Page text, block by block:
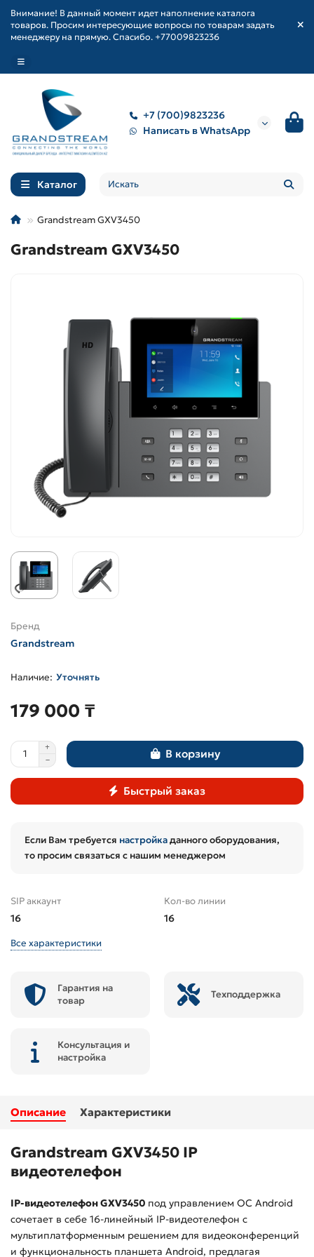
Внимание! В данный момент идет наполнение каталога
товаров. Просим интересующие вопросы по товарам задать
менеджеру на прямую. Спасибо. +77009823236
+7 (700)9823236
Написать в WhatsApp
Каталог
Grandstream GXV3450
Grandstream GXV3450
Бренд
Grandstream
Уточнять
179 000 ₸
В корзину
Быстрый заказ
Если Вам требуется настройкаданного оборудования,
то просим связаться с нашим менеджером
SIP аккаунт
16
Кол-во линии
16
Все характеристики
Гарантия на
товар
Техподдержка
Консультация и
настройка
Описание Характеристики
Grandstream GXV3450 IP
видеотелефон
IP-видеотелефон GXV3450 под управлением ОС Android
сочетает в себе 16-линейный IP-видеотелефон с
мультиплатформенным решением для видеоконференций
и функциональность планшета Android, предлагая